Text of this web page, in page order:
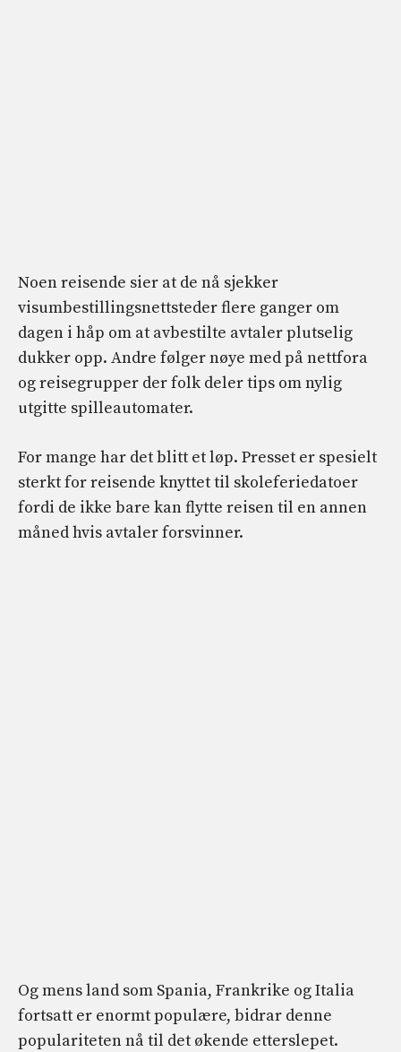
Noen reisende sier at de nå sjekker
visumbestillingsnettsteder flere ganger om
dagen i håp om at avbestilte avtaler plutselig
dukker opp. Andre følger nøye med på nettfora
og reisegrupper der folk deler tips om nylig
utgitte spilleautomater.
For mange har det blitt et løp. Presset er spesielt
sterkt for reisende knyttet til skoleferiedatoer
fordi de ikke bare kan flytte reisen til en annen
måned hvis avtaler forsvinner.
Og mens land som Spania, Frankrike og Italia
fortsatt er enormt populære, bidrar denne
populariteten nå til det økende etterslepet.